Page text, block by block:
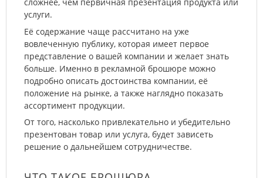
услуги.
Её содержание чаще рассчитано на уже
вовлеченную публику, которая имеет первое
представление о вашей компании и желает знать
больше. Именно в рекламной брошюре можно
подробно описать достоинства компании, её
положение на рынке, а также наглядно показать
ассортимент продукции.
От того, насколько привлекательно и убедительно
презентован товар или услуга, будет зависеть
решение о дальнейшем сотрудничестве.